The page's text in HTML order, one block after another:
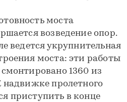
моста
возведение опор.
ведется укрупнительная
моста: эти работы
1360 из
надвижке пролетного
приступить в конце